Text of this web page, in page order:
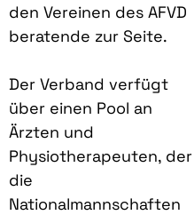
den Vereinen des AFVD
beratende zur Seite.
Der Verband verfügt
über einen Pool an
Ärzten und
Physiotherapeuten, der
die
Nationalmannschaften